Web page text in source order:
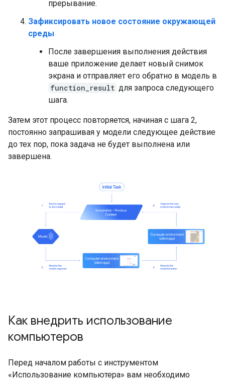
прерывание.
Зафиксировать новое состояние окружающей
среды
После завершения выполнения действия
ваше приложение делает новый снимок
экрана и отправляет его обратно в модель в
function_result для запроса следующего
шага.
Затем этот процесс повторяется, начиная с шага 2,
постоянно запрашивая у модели следующее действие
до тех пор, пока задача не будет выполнена или
завершена.
Как внедрить использование
компьютеров
Перед началом работы с инструментом
«Использование компьютера» вам необходимо